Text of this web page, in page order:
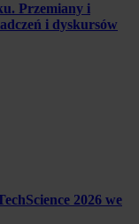
Przemiany i
i dyskursów
2026 we